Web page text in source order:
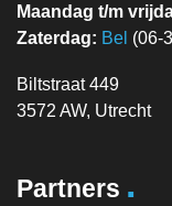
Maandag t/m
Zaterdag: Bel (06-
Biltstraat 449
3572 AW, Utrecht
Partners .